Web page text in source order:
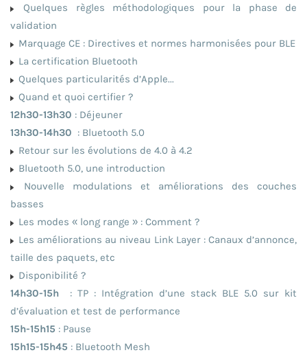
Quelques règles méthodologiques pour la phase de
validation
Marquage CE : Directives et normes harmonisées pour BLE
La certification Bluetooth
Quelques particularités d’Apple...
Quand et quoi certifier ?
12h30-13h30 : Déjeuner
13h30-14h30 : Bluetooth 5.0
Retour sur les évolutions de 4.0 à 4.2
Bluetooth 5.0, une introduction
Nouvelle modulations et améliorations des couches
basses
Les modes « long range » : Comment ?
Les améliorations au niveau Link Layer : Canaux d’annonce,
taille des paquets, etc
Disponibilité ?
14h30-15h
: TP : Intégration d’une stack BLE 5.0 sur kit
d’évaluation et test de performance
15h-15h15 : Pause
15h15-15h45 : Bluetooth Mesh